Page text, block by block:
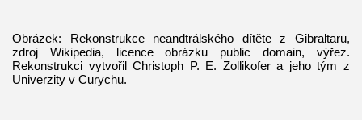
Obrázek: Rekonstrukce neandtrálského dítěte z Gibraltaru,
zdroj Wikipedia, licence obrázku public domain, výřez.
Rekonstrukci vytvořil Christoph P. E. Zollikofer a jeho tým z
Univerzity v Curychu.